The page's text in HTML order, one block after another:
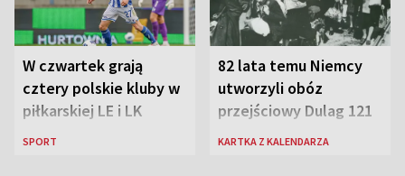
W czwartek grają
cztery polskie kluby w
piłkarskiej LE i LK
SPORT
82 lata temu Niemcy
utworzyli obóz
przejściowy Dulag 121
KARTKA Z KALENDARZA